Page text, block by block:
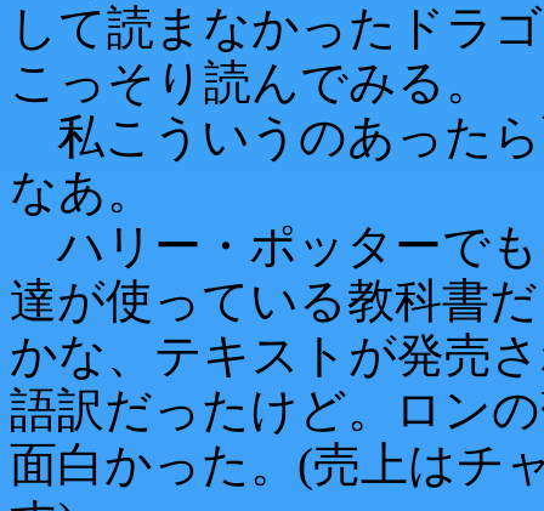
して読まなかったドラ
こっそり読んでみる。
私こういうのあった
なあ。
ハリー・ポッターで
達が使っている教科書
かな、テキストが発売
語訳だったけど。ロン
面白かった。(売上はチ